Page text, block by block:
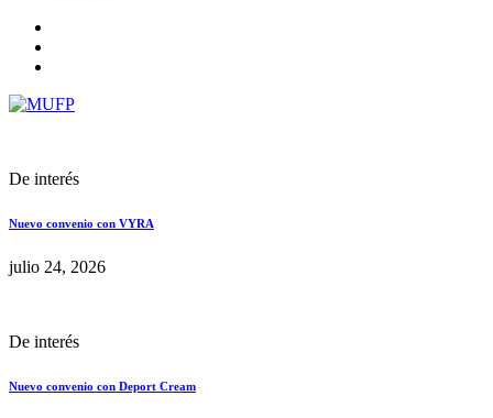
De interés
Nuevo convenio con VYRA
julio 24, 2026
De interés
Nuevo convenio con Deport Cream